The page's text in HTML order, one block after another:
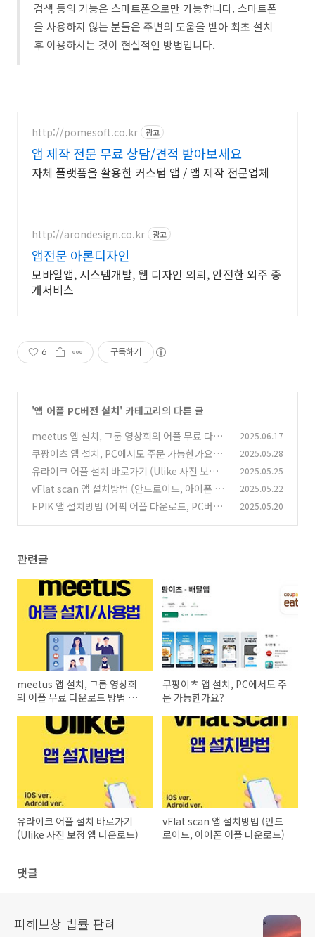
검색 등의 기능은 스마트폰으로만 가능합니다. 스마트폰
을 사용하지 않는 분들은 주변의 도움을 받아 최초 설치
후 이용하시는 것이 현실적인 방법입니다.
http://pomesoft.co.kr 광고
앱 제작 전문 무료 상담/견적 받아보세요
자체 플랫폼을 활용한 커스텀 앱 / 앱 제작 전문업체
http://arondesign.co.kr 광고
앱전문 아론디자인
모바일앱, 시스템개발, 웹 디자인 의뢰, 안전한 외주 중
개서비스
6 구독하기
'앱 어플 PC버전 설치' 카테고리의 다른 글
meetus 앱 설치, 그룹 영상회의 어플 무료 다운
로드 방법 알아보기 (1)
2025.06.17
쿠팡이츠 앱 설치, PC에서도 주문 가능한가요?
(1)
2025.05.28
유라이크 어플 설치 바로가기 (Ulike 사진 보정
앱 다운로드) (0)
2025.05.25
vFlat scan 앱 설치방법 (안드로이드, 아이폰 어
플 다운로드)
(0)
2025.05.22
EPIK 앱 설치방법 (에픽 어플 다운로드, PC버전
2025.05.20
관련글
meetus 앱 설치, 그룹 영상회
의 어플 무료 다운로드 방법 알
쿠팡이츠 앱 설치, PC에서도 주
문 가능한가요?
유라이크 어플 설치 바로가기
(Ulike 사진 보정 앱 다운로드)
vFlat scan 앱 설치방법 (안드
로이드, 아이폰 어플 다운로드)
댓글
피해보상 법률 판례